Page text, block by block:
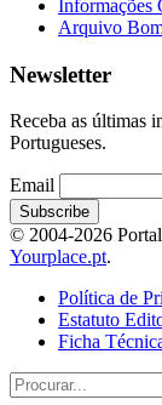
Informações
Arquivo
Newsletter
Receba as últimas
Portugueses.
Email
© 2004-2026
Yourplace.pt.
Política de
Estatuto
Ficha